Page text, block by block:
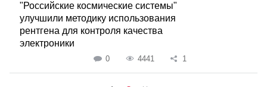
"Российские космические системы"
улучшили методику использования
рентгена для контроля качества
электроники
0 4441 1